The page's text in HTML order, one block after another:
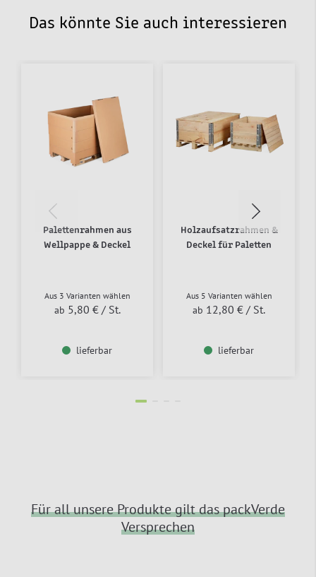
Das könnte Sie auch interessieren
Palettenrahmen aus
Wellpappe & Deckel
Aus 3 Varianten wählen
ab 5,80 € / St.
lieferbar
Holzaufsatzrahmen &
Deckel für Paletten
Aus 5 Varianten wählen
ab 12,80 € / St.
lieferbar
Für all unsere Produkte gilt das packVerde
Versprechen